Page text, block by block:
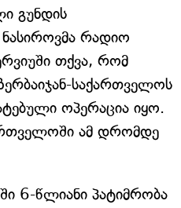
გუნდის
რადიო
თქვა, რომ
საქართველოს
ოპერაცია იყო.
ამ დრომდე
6-წლიანი პატიმრობა